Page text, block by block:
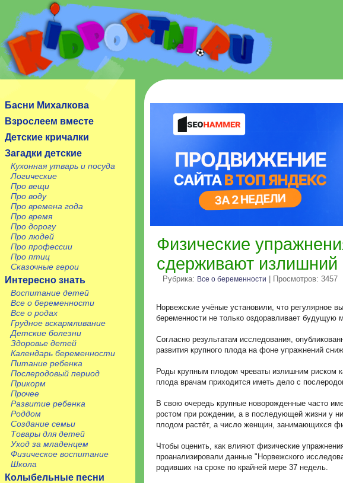
Сайт посвящен детям, их родителям, учителям и
Басни Михалкова
Взрослеем вместе
Детские кричалки
Загадки детские
Кухонная утварь и посуда
Логические
Про вещи
Про воду
Про времена года
Про время
Про дорогу
Про людей
Про профессии
Про птиц
Сказочные герои
Интересно знать
Воспитание детей
Все о беременности
Все о родах
Грудное вскармливание
Детские болезни
Здоровье детей
Календарь беременности
Питание ребенка
Послеродовый период
Прикорм
Прочее
Развитие ребенка
Роддом
Создание семьи
Товары для детей
Уход за младенцем
Физическое воспитание
Школа
Колыбельные песни
Физические
сдерживают излишний
Рубрика: Все о беременности | Просмотров: 3457
Норвежские учёные установили, что регулярное
беременности не только оздоравливает будущую
Согласно результатам исследования,
развития крупного плода на фоне упражнений
Роды крупным плодом чреваты излишним риском
плода врачам приходится иметь дело с
В свою очередь крупные новорожденные часто
ростом при рождении, а в последующей жизни у
плодом растёт, а число женщин, занимающихся
Чтобы оценить, как влияют физические
проанализировали данные "Норвежского
родивших на сроке по крайней мере 37 недель.